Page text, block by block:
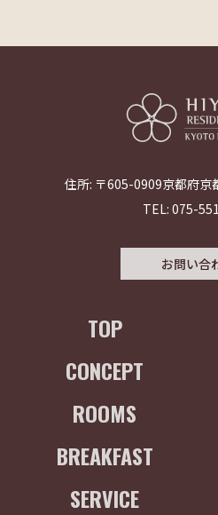
住所: 〒605-0909京都府京
TEL: 075-
お問い合
TOP
CONCEPT
ROOMS
BREAKFAST
SERVICE